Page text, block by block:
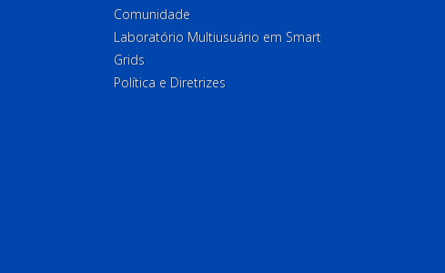
Comunidade
Laboratório Multiusuário em Smart
Grids
Política e Diretrizes